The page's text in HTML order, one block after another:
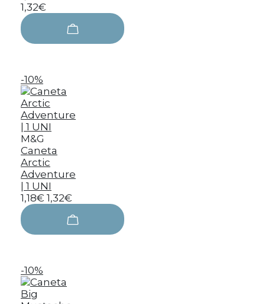
1,32€
-10%
M&G
Caneta
Arctic
Adventure
| 1 UNI
1,18€ 1,32€
-10%